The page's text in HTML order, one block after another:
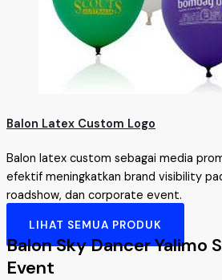
Balon Latex Custom Logo
Balon latex custom sebagai media
efektif meningkatkan brand visibility
roadshow, dan corporate event.
LIHAT SEMUA PRODUK
Balon Sky Dancer Yalimo
Event